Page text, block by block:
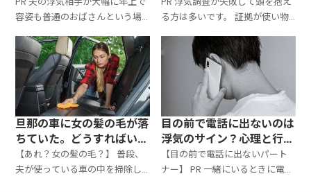
容姿も普通のおばさんという場
そういう選択をするのか、など
についてまとめたページです。
浮気調査専門 そよかぜ探
る方は多いです。 証拠が使い物
り直しにはなかなか応じてくれ
ない。 他社で再調査するにも、
しっかりした探偵社をどうやっ
旦那の車に女の髪の毛が落
ちていた。どうすればい
い？｜浮気を確認する方法
【あれ？女の髪の毛？】 普段、
夫が使っている車の中を掃除し
目の前で電話に出ないのは
浮気のサイン？心理と行動
から真相を見抜く完全ガイ
ド
【目の前で電話に出ないパート
ナー】 PR 一緒にいるときに電話